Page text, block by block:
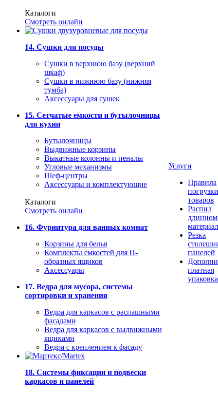
Каталоги
Смотреть онлайн
14. Сушки для посуды
Сушки в верхнюю базу (верхний
шкаф)
Сушки в нижнюю базу (нижняя
тумба)
Аксессуары для сушек
15. Сетчатые емкости и бутылочницы
для кухни
Бутылочницы
Выдвижные корзины
Выкатные колонны и пеналы
Угловые механизмы
Шеф-центры
Аксессуары и комплектующие
Каталоги
Смотреть онлайн
16. Фурнитура для ванных комнат
Корзины для белья
Комплекты емкостей для П-
образных ящиков
Аксессуары
17. Ведра для мусора, системы
сортировки и хранения
Ведра для каркасов с распашными
фасадами
Ведра для каркасов с выдвижными
ящиками
Ведра с креплением к фасаду
18. Системы фиксации и подвески
каркасов и панелей
Услуги
Правила
погрузки
товаров
Распил
Резка
панелей
платная
упаковка